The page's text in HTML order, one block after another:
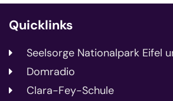
Quicklinks
Seelsorge Nationalpark Eifel
Domradio
Clara-Fey-Schule